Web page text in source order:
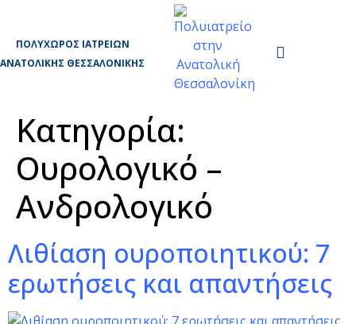
ΠΟΛΥΧΏΡΟΣ ΙΑΤΡΕΊΩΝ
ΑΝΑΤΟΛΙΚΉΣ ΘΕΣΣΑΛΟΝΊΚΗΣ
Κατηγορία:
Ουρολογικό –
Ανδρολογικό
Λιθίαση ουροποιητικού: 7
ερωτήσεις και απαντήσεις